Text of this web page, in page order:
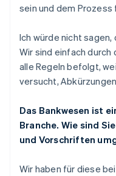
sein und dem Prozess
Ich würde nicht
Wir sind einfach durch
alle Regeln befolgt,
versucht,
Das Bankwesen ist
Branche. Wie sind
und Vorschriften
Wir haben für diese